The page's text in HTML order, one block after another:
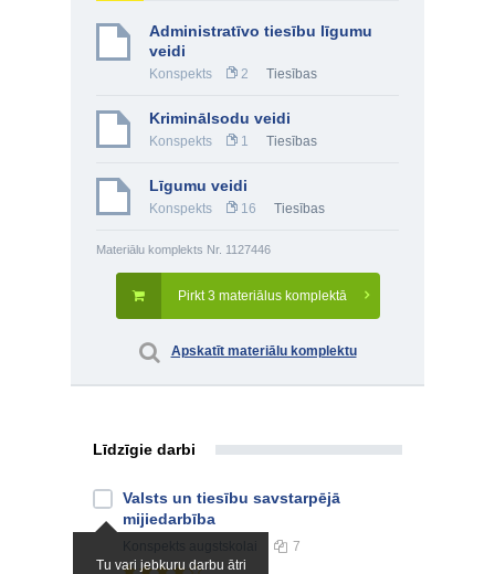
Administratīvo tiesību līgumu
veidi
Konspekts 2 Tiesības
Kriminālsodu veidi
Konspekts 1 Tiesības
Līgumu veidi
Konspekts 16 Tiesības
Materiālu komplekts Nr. 1127446
Pirkt 3 materiālus komplektā
Apskatīt materiālu komplektu
Līdzīgie darbi
Tu vari jebkuru darbu ātri
Valsts un tiesību savstarpējā
mijiedarbība
7